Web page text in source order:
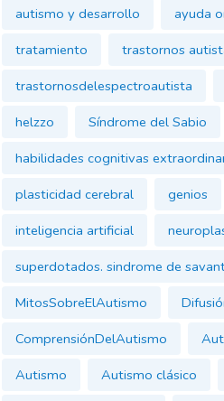
autismo y desarrollo
ayuda
tratamiento
trastornos
trastornosdelespectroautista
helzzo
Síndrome del Sabio
habilidades cognitivas
plasticidad cerebral
genios
inteligencia artificial
superdotados. sindrome de
MitosSobreElAutismo
ComprensiónDelAutismo
Autismo
Autismo clásico